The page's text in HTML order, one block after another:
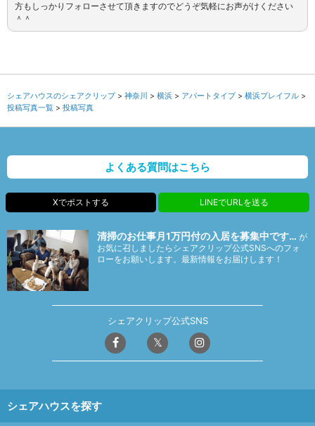
方もしっかりフォローさせて頂きますのでどうぞ気軽にお声がけください
＾＾
シェアハウスのシェアクリップ 神奈川 横浜 アパートタイプ
横浜プレイフル
投稿写真一覧
投稿写真
よくある質問はこちら
Xでポストする LINEでURLを送る
清掃のお仕事月1万円付の入居を募集中です… が
お気に召しましたらシェアクリップ公式SNSへのフォ
ローをお願いします。最新情報をお届けします！
シェアクリップ公式SNS
シェアハウスを探す